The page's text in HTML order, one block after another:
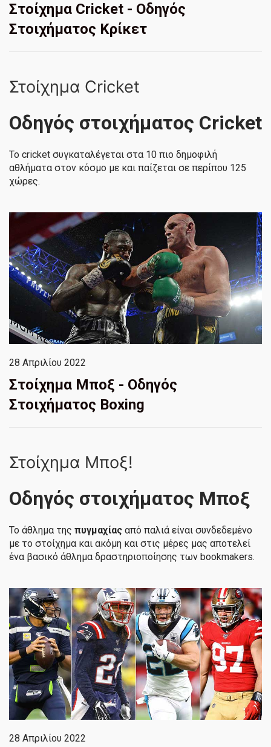
Στοίχημα Cricket - Οδηγός
Στοιχήματος Κρίκετ
Στοίχημα Cricket
Οδηγός στοιχήματος Cricket
Το cricket συγκαταλέγεται στα 10 πιο δημοφιλή
αθλήματα στον κόσμο με και παίζεται σε περίπου 125
χώρες.
28 Απριλίου 2022
Στοίχημα Μποξ - Οδηγός
Στοιχήματος Boxing
Στοίχημα Μποξ!
Οδηγός στοιχήματος Μποξ
Το άθλημα της πυγμαχίας από παλιά είναι συνδεδεμένο
με το στοίχημα και ακόμη και στις μέρες μας αποτελεί
ένα βασικό άθλημα δραστηριοποίησης των bookmakers.
28 Απριλίου 2022